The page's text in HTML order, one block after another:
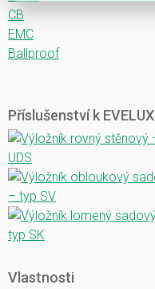
CB
EMC
Ballproof
Příslušenství k EVELUX
Vlastnosti